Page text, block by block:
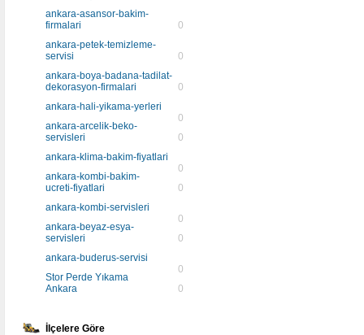
ankara-asansor-bakim-
firmalari
0
ankara-petek-temizleme-
servisi
0
ankara-boya-badana-tadilat-
dekorasyon-firmalari
0
ankara-hali-yikama-yerleri
0
ankara-arcelik-beko-
servisleri
0
ankara-klima-bakim-fiyatlari
0
ankara-kombi-bakim-
ucreti-fiyatlari
0
ankara-kombi-servisleri
0
ankara-beyaz-esya-
servisleri
0
ankara-buderus-servisi
0
Stor Perde Yıkama
Ankara
0
İlçelere Göre